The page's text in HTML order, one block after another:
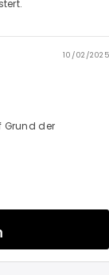
10/02/2025
Grund der